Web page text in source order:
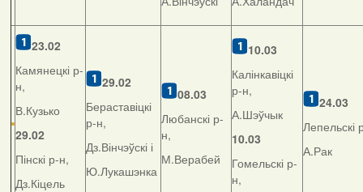
23.02
Камянецкі р-
н,
В.Кузько
29.02
Пінскі р-н,
Дз.Кіцель
29.02
Бераставіцкі
р-н,
Дз.Вінчэўскі і
Ю.Лукашэнка
08.03
Любанскі р-
н,
М.Верабей
10.03
Калінкавіцкі
р-н,
А.Шэўчык
10.03
Гомельскі р-
н,
24.03
Лепельскі
А.Рак